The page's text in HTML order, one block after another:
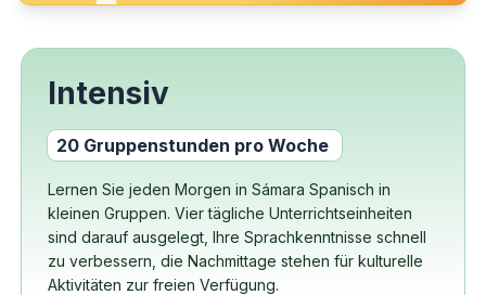
Intensiv
20 Gruppenstunden pro Woche
Lernen Sie jeden Morgen in Sámara Spanisch in
kleinen Gruppen. Vier tägliche Unterrichtseinheiten
sind darauf ausgelegt, Ihre Sprachkenntnisse schnell
zu verbessern, die Nachmittage stehen für kulturelle
Aktivitäten zur freien Verfügung.